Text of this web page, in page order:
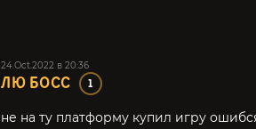
24.Oct.2022 в 20:36
ЛЮ БОСС 1
не на ту платформу купил игру